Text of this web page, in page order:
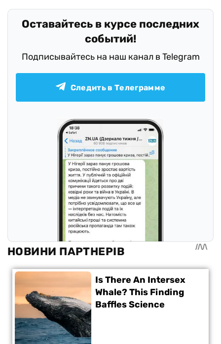
Оставайтесь в курсе последних
событий!
Подписывайтесь на наш канал в Telegram
Следить в Телеграмме